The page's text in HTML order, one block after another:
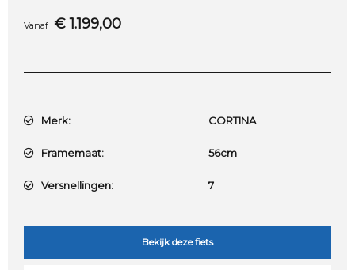
Vanaf € 1.199,00
Merk: CORTINA
Framemaat: 56cm
Versnellingen: 7
Bekijk deze fiets